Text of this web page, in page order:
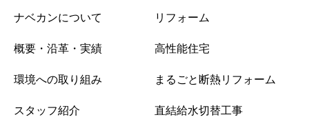
ナベカンについて
概要・沿革・実績
環境への取り組み
スタッフ紹介
リフォーム
高性能住宅
まるごと断熱リフォーム
直結給水切替工事